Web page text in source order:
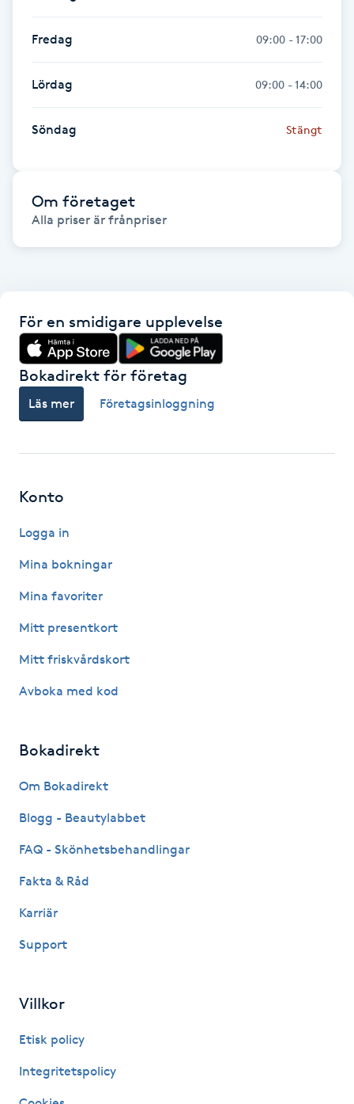
IPL hårborttagning
IR-massage
Japansk massage
K18
Kemisk peeling
Keratinbehandling
Kinesiologi
Kiropraktik
Klippning
Klippning & Slingor
Kostrådgivning
Käkledsbehandling
Lashlift Keratin
Fredag 09:00 - 17:00
Lördag 09:00 - 14:00
Söndag Stängt
Om företaget
Alla priser är frånpriser
För en smidigare upplevelse
Bokadirekt för företag
Läs mer Företagsinloggning
Konto
Logga in
Mina bokningar
Mina favoriter
Mitt presentkort
Mitt friskvårdskort
Avboka med kod
Bokadirekt
Om Bokadirekt
Blogg - Beautylabbet
FAQ - Skönhetsbehandlingar
Fakta & Råd
Karriär
Support
Villkor
Etisk policy
Integritetspolicy